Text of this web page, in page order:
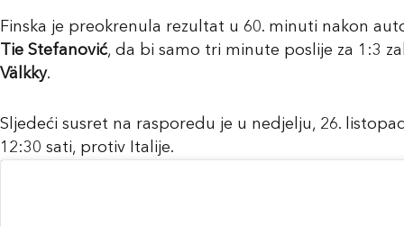
Finska je preokrenula rezultat u 60. minuti nakon
Tie Stefanović, da bi samo tri minute poslije za 1:3
Välkky.
Sljedeći susret na rasporedu je u nedjelju, 26.
12:30 sati, protiv Italije.